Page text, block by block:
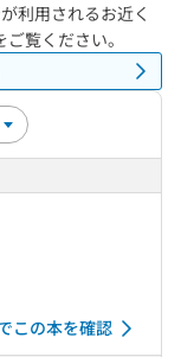
利用されるお近く
ご覧ください。
この本を確認